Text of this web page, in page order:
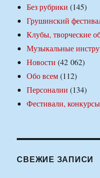
Без рубрики (145)
Грушинский
Клубы, творческие
Музыкальные
Новости (42 062)
Обо всем(112)
Персоналии (134)
Фестивали,
СВЕЖИЕ ЗАПИСИ